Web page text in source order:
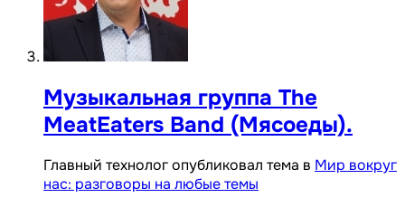
Музыкальная группа The
MeatEaters Band (Мясоеды).
Главный технолог опубликовал тема в Мир вокруг
нас: разговоры на любые темы